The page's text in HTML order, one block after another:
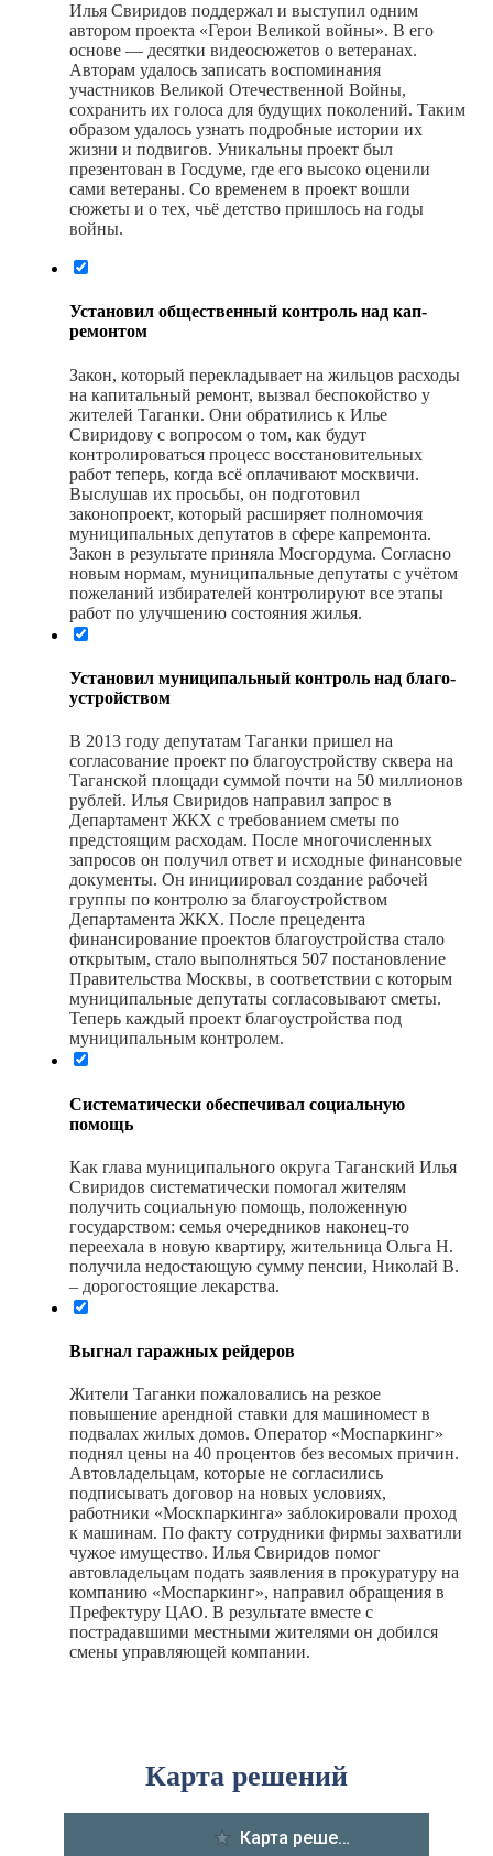
Илья Свиридов поддержал и выступил одним
автором проекта «Герои Великой войны». В его
основе — десятки видеосюжетов о ветеранах.
Авторам удалось записать воспоминания
участников Великой Отечественной Войны,
сохранить их голоса для будущих поколений. Таким
образом удалось узнать подробные истории их
жизни и подвигов. Уникальны проект был
презентован в Госдуме, где его высоко оценили
сами ветераны. Со временем в проект вошли
сюжеты и о тех, чьё детство пришлось на годы
войны.
Установил общественный кон­троль над кап­
ремонтом
Закон, который перекладывает на жильцов расходы
на капитальный ремонт, вызвал беспокойство у
жителей Таганки. Они обратились к Илье
Свиридову с вопросом о том, как будут
контролироваться процесс восстановительных
работ теперь, когда всё оплачивают москвичи.
Выслушав их просьбы, он подготовил
законопроект, который расширяет полномочия
муниципальных депутатов в сфере капремонта.
Закон в результате приняла Мосгордума. Согласно
новым нормам, муниципальные депутаты с учётом
пожеланий избирателей контролируют все этапы
работ по улучшению состояния жилья.
Установил муниципальный кон­троль над благо­
устройством
В 2013 году депутатам Таганки пришел на
согласование проект по благоустройству сквера на
Таганской площади суммой почти на 50 миллионов
рублей. Илья Свиридов направил запрос в
Департамент ЖКХ с требованием сметы по
предстоящим расходам. После многочисленных
запросов он получил ответ и исходные финансовые
документы. Он инициировал создание рабочей
группы по контролю за благоустройством
Департамента ЖКХ. После прецедента
финансирование проектов благоустройства стало
открытым, стало выполняться 507 постановление
Правительства Москвы, в соответствии с которым
муниципальные депутаты согласовывают сметы.
Теперь каждый проект благоустройства под
муниципальным контролем.
Систематически обеспе­чи­вал социаль­ную
помощь
Как глава муниципального округа Таганский Илья
Свиридов систематически помогал жителям
получить социальную помощь, положенную
государством: семья очередников наконец-то
переехала в новую квартиру, жительница Ольга Н.
получила недостающую сумму пенсии, Николай В.
– дорогостоящие лекарства.
Выгнал гаражных рейдеров
Жители Таганки пожаловались на резкое
повышение арендной ставки для машиномест в
подвалах жилых домов. Оператор «Моспаркинг»
поднял цены на 40 процентов без весомых причин.
Автовладельцам, которые не согласились
подписывать договор на новых условиях,
работники «Москпаркинга» заблокировали проход
к машинам. По факту сотрудники фирмы захватили
чужое имущество. Илья Свиридов помог
автовладельцам подать заявления в прокуратуру на
компанию «Моспаркинг», направил обращения в
Префектуру ЦАО. В результате вместе с
пострадавшими местными жителями он добился
смены управляющей компании.
Карта решений